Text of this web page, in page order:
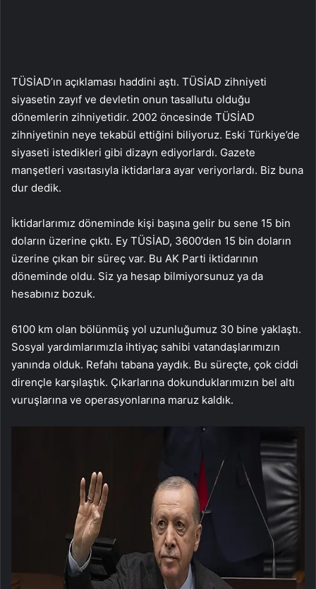
TÜSİAD’ın açıklaması haddini aştı. TÜSİAD zihniyeti
siyasetin zayıf ve devletin onun tasallutu olduğu
dönemlerin zihniyetidir. 2002 öncesinde TÜSİAD
zihniyetinin neye tekabül ettiğini biliyoruz. Eski Türkiye’de
siyaseti istedikleri gibi dizayn ediyorlardı. Gazete
manşetleri vasıtasıyla iktidarlara ayar veriyorlardı. Biz buna
dur dedik.
İktidarlarımız döneminde kişi başına gelir bu sene 15 bin
doların üzerine çıktı. Ey TÜSİAD, 3600’den 15 bin doların
üzerine çıkan bir süreç var. Bu AK Parti iktidarının
döneminde oldu. Siz ya hesap bilmiyorsunuz ya da
hesabınız bozuk.
6100 km olan bölünmüş yol uzunluğumuz 30 bine yaklaştı.
Sosyal yardımlarımızla ihtiyaç sahibi vatandaşlarımızın
yanında olduk. Refahı tabana yaydık. Bu süreçte, çok ciddi
dirençle karşılaştık. Çıkarlarına dokunduklarımızın bel altı
vuruşlarına ve operasyonlarına maruz kaldık.